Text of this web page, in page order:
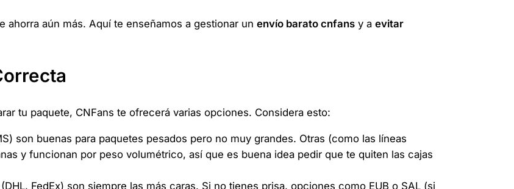
aún más. Aquí te enseñamos a gestionar un envío barato cnfans y a evitar
tu paquete, CNFans te ofrecerá varias opciones. Considera esto:
son buenas para paquetes pesados pero no muy grandes. Otras (como las líneas
y funcionan por peso volumétrico, así que es buena idea pedir que te quiten las cajas
FedEx) son siempre las más caras. Si no tienes prisa, opciones como EUB o SAL (si